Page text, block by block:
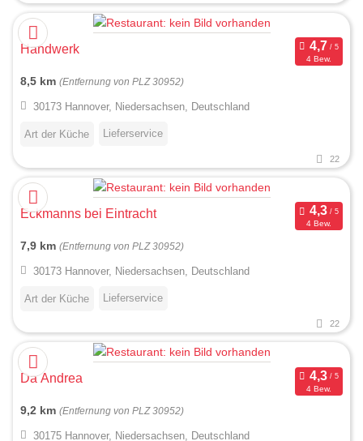
Handwerk
4 Bew.
8,5 km (Entfernung von PLZ 30952)
30173 Hannover, Niedersachsen, Deutschland
Art der Küche Lieferservice
22
Eckmanns bei Eintracht
4 Bew.
7,9 km (Entfernung von PLZ 30952)
30173 Hannover, Niedersachsen, Deutschland
Art der Küche Lieferservice
22
Da Andrea
4 Bew.
9,2 km (Entfernung von PLZ 30952)
30175 Hannover, Niedersachsen, Deutschland